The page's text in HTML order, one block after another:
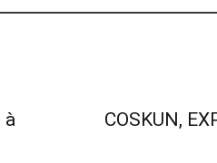
à
COSKUN,